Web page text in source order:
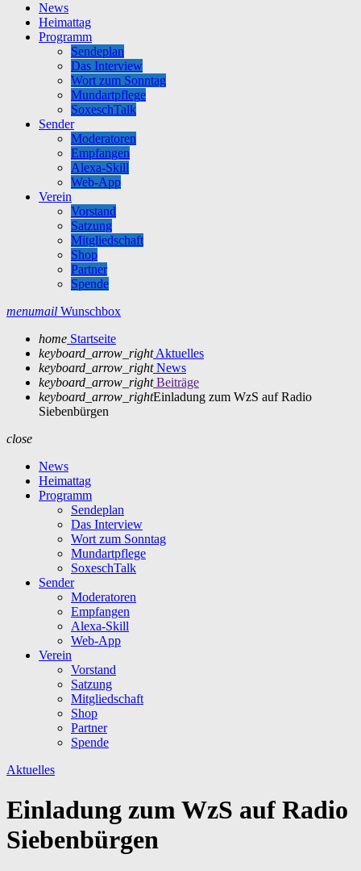
News
Heimattag
Programm
Sendeplan
Das Interview
Wort zum Sonntag
Mundartpflege
SoxeschTalk
Sender
Moderatoren
Empfangen
Alexa-Skill
Web-App
Verein
Vorstand
Satzung
Mitgliedschaft
Shop
Partner
Spende
menumail Wunschbox
home Startseite
keyboard_arrow_rightAktuelles
keyboard_arrow_right News
keyboard_arrow_right Beiträge
keyboard_arrow_rightEinladung zum WzS auf Radio
Siebenbürgen
close
News
Heimattag
Programm
Sendeplan
Das Interview
Wort zum Sonntag
Mundartpflege
SoxeschTalk
Sender
Moderatoren
Empfangen
Alexa-Skill
Web-App
Verein
Vorstand
Satzung
Mitgliedschaft
Shop
Partner
Spende
Aktuelles
Einladung zum WzS auf Radio
Siebenbürgen